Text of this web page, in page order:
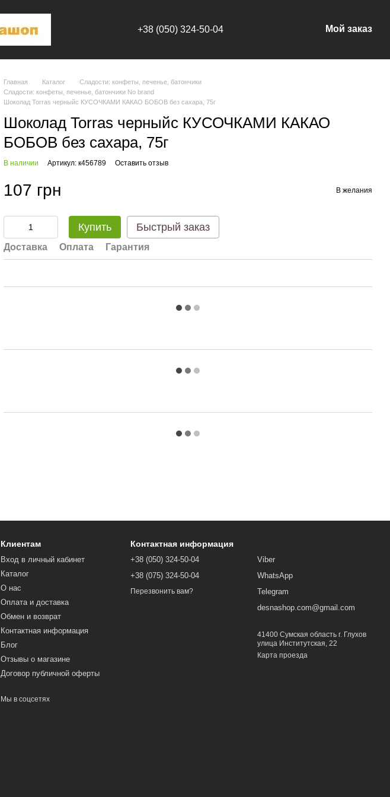
+38 (050) 324-50-04 Мой заказ
Главная Каталог
Сладости: конфеты, печенье, батончики
Сладости: конфеты, печенье, батончики No brand
Шоколад Torras черныйс КУСОЧКАМИ КАКАО БОБОВ без сахара, 75г
Шоколад Torras черныйс КУСОЧКАМИ КАКАО
БОБОВ без сахара, 75г
В наличии Артикул: к456789 Оставить отзыв
107 грн В желания
Купить Быстрый заказ
Доставка Оплата Гарантия
Клиентам
Вход в личный кабинет
Каталог
О нас
Оплата и доставка
Обмен и возврат
Контактная информация
Блог
Отзывы о магазине
Договор публичной оферты
Мы в соцсетях
Контактная информация
+38 (050) 324-50-04
+38 (075) 324-50-04
Перезвонить вам?
Viber
WhatsApp
Telegram
desnashop.com@gmail.com
41400 Сумская область г. Глухов
улица Институтская, 22
Карта проезда